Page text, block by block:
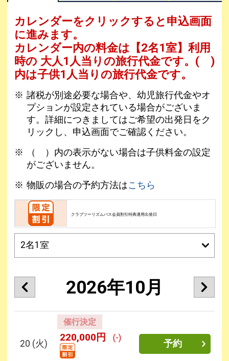
カレンダーをクリックすると申込画面
に進みます。
カレンダー内の料金は 【2名1室】利用
時の 大人1人当りの旅行代金です。 ( )
内は子供1人当りの旅行代金です。
諸税が別途必要な場合や、幼児旅行代金やオ
プションが設定されている場合がございま
す。詳細につきましてはご希望の出発日をク
リックし、申込画面でご確認ください。
（ ）内の表示がない場合は子供料金の設定
がございません。
物販の場合の予約方法はこちら
クラブツーリズムパス会員割引特典適用出発日
2026年10月
20 (火)
催行決定
220,000円 (-)
予約